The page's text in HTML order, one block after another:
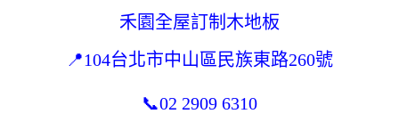
禾園全屋訂制木地板
📍104台北市中山區民族東路260號
📞02 2909 6310